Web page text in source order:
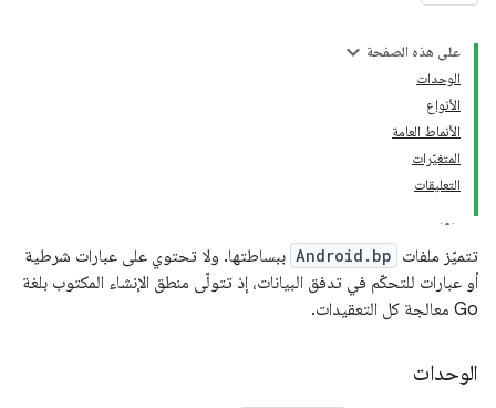
على هذه الصفحة
الوحدات
الأنواع
الأنماط العامة
المتغيّرات
التعليقات
تتميّز ملفات Android.bp ببساطتها. ولا تحتوي على عبارات شرطية
أو عبارات للتحكّم في تدفق البيانات، إذ تتولّى منطق الإنشاء المكتوب بلغة
Go معالجة كل التعقيدات.
الوحدات